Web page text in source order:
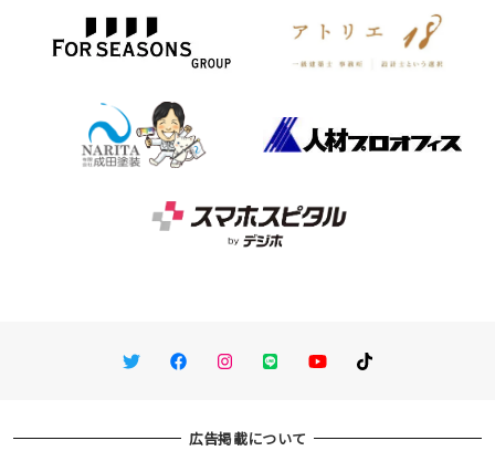
TwitterFacebookInstagram
LINE You TubeTikTok
広告掲載について